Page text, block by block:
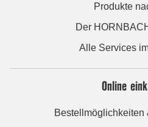
Produkte
Der
Alle Services
Online
Bestellmöglichkeiten